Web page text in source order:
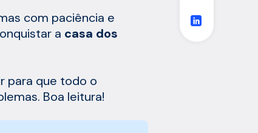
com paciência e
a casa dos
para que todo o
Boa leitura!